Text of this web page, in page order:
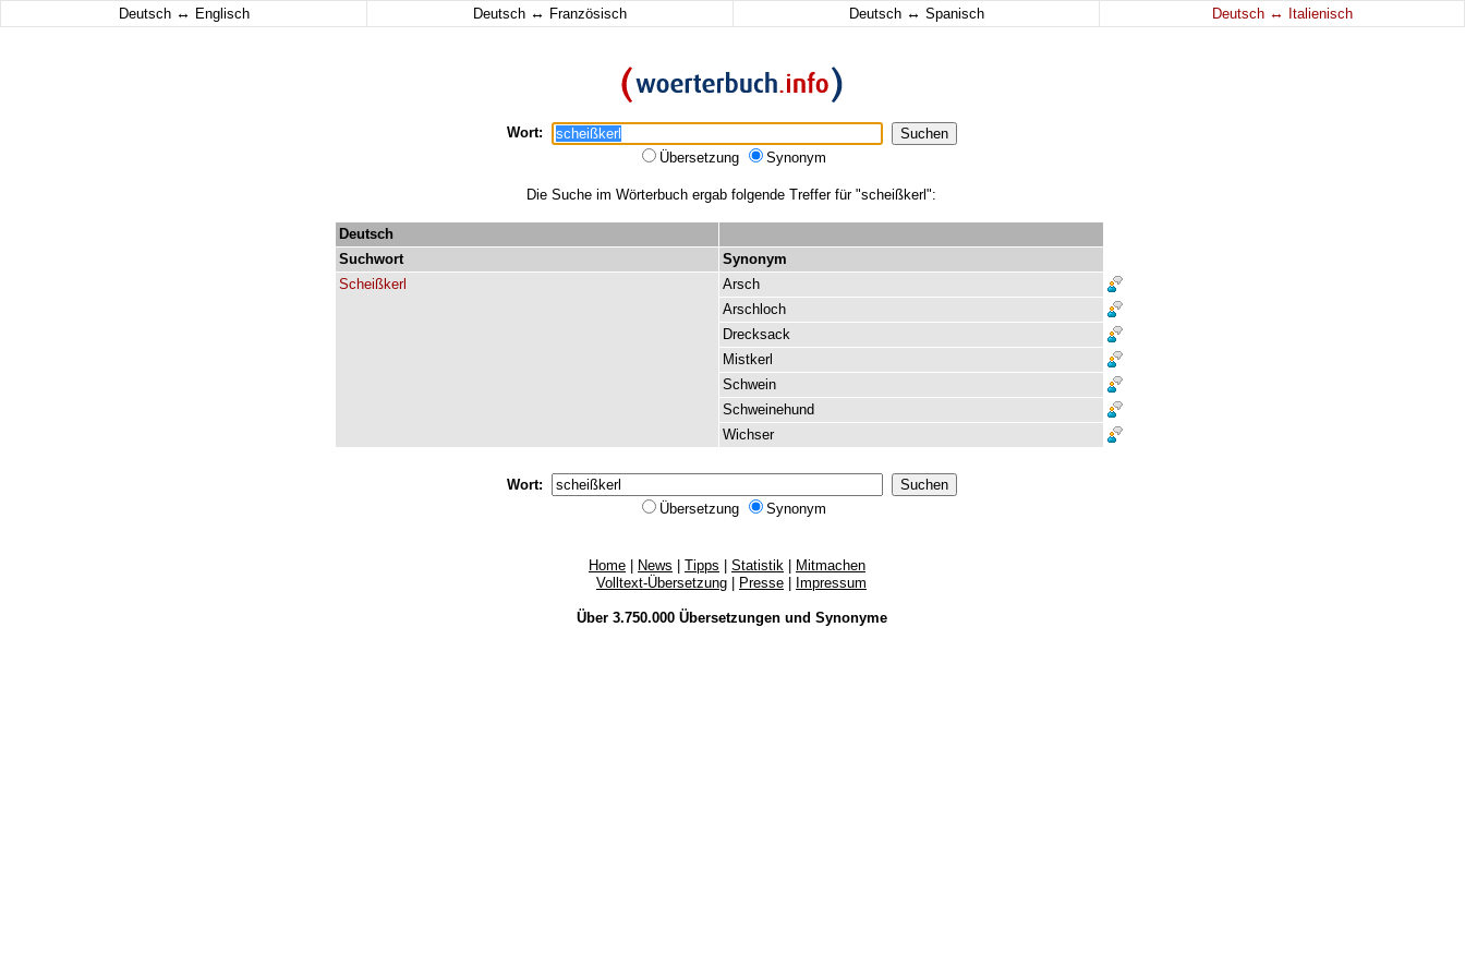
Deutsch ↔ Englisch Deutsch ↔ Französisch Deutsch ↔ Spanisch Deutsch ↔ Italienisch
Wort:
Übersetzung
Synonym
Die Suche im Wörterbuch ergab folgende Treffer für "scheißkerl":
Deutsch
Suchwort
Synonym
Scheißkerl
Arsch
Arschloch
Drecksack
Mistkerl
Schwein
Schweinehund
Wichser
Wort:
Übersetzung
Synonym
Home News Tipps Statistik
Mitmachen
Volltext-Übersetzung
Presse Impressum
Über 3.750.000 Übersetzungenund Synonyme